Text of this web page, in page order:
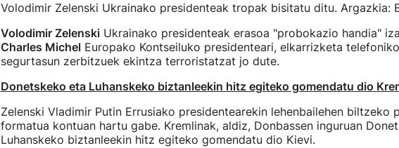
Volodimir Zelenski Ukrainako presidenteak tropak bisitatu ditu. Argazkia:
Volodimir ZelenskiUkrainako presidenteak erasoa "probokazio handia"
Charles MichelEuropako Kontseiluko presidenteari, elkarrizketa
segurtasun zerbitzuek ekintza terroristatzat jo dute.
Donetskeko eta Luhanskeko biztanleekin hitz egiteko gomendatu dio
Zelenski Vladimir Putin Errusiako presidentearekin lehenbailehen biltzeko
formatua kontuan hartu gabe. Kremlinak, aldiz, Donbassen inguruan
Luhanskeko biztanleekin hitz egiteko gomendatu dio Kievi.